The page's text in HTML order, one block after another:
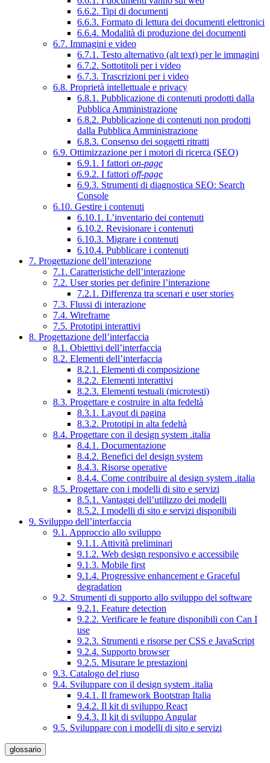
6.6.2. Tipi di documenti
6.6.3. Formato di lettura dei documenti elettronici
6.6.4. Modalità di produzione dei documenti
6.7. Immagini e video
6.7.1. Testo alternativo (alt text) per le immagini
6.7.2. Sottotitoli per i video
6.7.3. Trascrizioni per i video
6.8. Proprietà intellettuale e privacy
6.8.1. Pubblicazione di contenuti prodotti dalla
Pubblica Amministrazione
6.8.2. Pubblicazione di contenuti non prodotti
dalla Pubblica Amministrazione
6.8.3. Consenso dei soggetti ritratti
6.9. Ottimizzazione per i motori di ricerca (SEO)
6.9.1. I fattori on-page
6.9.2. I fattori off-page
6.9.3. Strumenti di diagnostica SEO: Search
Console
6.10. Gestire i contenuti
6.10.1. L’inventario dei contenuti
6.10.2. Revisionare i contenuti
6.10.3. Migrare i contenuti
6.10.4. Pubblicare i contenuti
7. Progettazione dell’interazione
7.1. Caratteristiche dell’interazione
7.2. User stories per definire l’interazione
7.2.1. Differenza tra scenari e user stories
7.3. Flussi di interazione
7.4. Wireframe
7.5. Prototipi interattivi
8. Progettazione dell’interfaccia
8.1. Obiettivi dell’interfaccia
8.2. Elementi dell’interfaccia
8.2.1. Elementi di composizione
8.2.2. Elementi interattivi
8.2.3. Elementi testuali (microtesti)
8.3. Progettare e costruire in alta fedeltà
8.3.1. Layout di pagina
8.3.2. Prototipi in alta fedeltà
8.4. Progettare con il design system .italia
8.4.1. Documentazione
8.4.2. Benefici del design system
8.4.3. Risorse operative
8.4.4. Come contribuire al design system .italia
8.5. Progettare con i modelli di sito e servizi
8.5.1. Vantaggi dell’utilizzo dei modelli
8.5.2. I modelli di sito e servizi disponibili
9. Sviluppo dell’interfaccia
9.1. Approccio allo sviluppo
9.1.1. Attività preliminari
9.1.2. Web design responsivo e accessibile
9.1.3. Mobile first
9.1.4. Progressive enhancement e Graceful
degradation
9.2. Strumenti di supporto allo sviluppo del software
9.2.1. Feature detection
9.2.2. Verificare le feature disponibili con Can I
use
9.2.3. Strumenti e risorse per CSS e JavaScript
9.2.4. Supporto browser
9.2.5. Misurare le prestazioni
9.3. Catalogo del riuso
9.4. Sviluppare con il design system .italia
9.4.1. Il framework Bootstrap Italia
9.4.2. Il kit di sviluppo React
9.4.3. Il kit di sviluppo Angular
9.5. Sviluppare con i modelli di sito e servizi
glossario